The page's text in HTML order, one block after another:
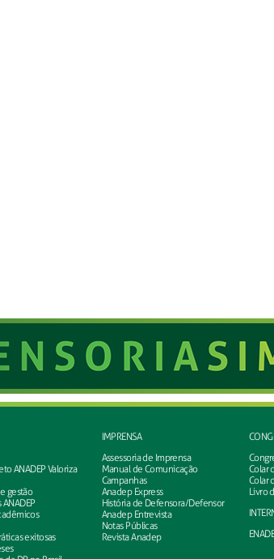
ANADEP Valoriza
gestão
exitosas
IMPRENSA
Assessoria de Imprensa
Manual de Comunicação
Campanhas
Anadep Express
História de Defensora/Defensor
Anadep Entrevista
Notas Públicas
Revista Anadep
Colar
Colar
Livro